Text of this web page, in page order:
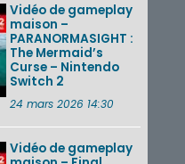
Vidéo de gameplay
maison –
PARANORMASIGHT :
The Mermaid’s
Curse – Nintendo
Switch 2
24 mars 2026 14:30
Vidéo de gameplay